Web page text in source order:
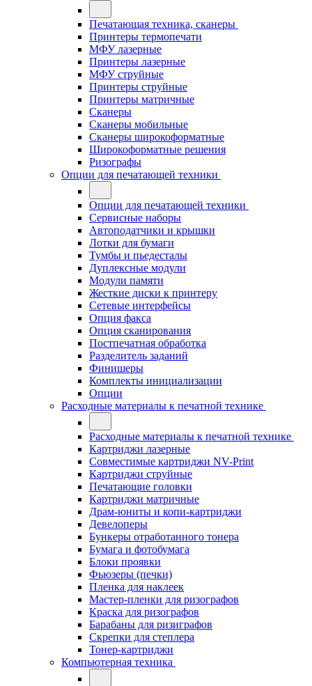
Печатающая техника, сканеры
Принтеры термопечати
МФУ лазерные
Принтеры лазерные
МФУ струйные
Принтеры струйные
Принтеры матричные
Сканеры
Сканеры мобильные
Сканеры широкоформатные
Широкоформатные решения
Ризографы
Опции для печатающей техники
Опции для печатающей техники
Сервисные наборы
Автоподатчики и крышки
Лотки для бумаги
Тумбы и пьедесталы
Дуплексные модули
Модули памяти
Жесткие диски к принтеру
Сетевые интерфейсы
Опция факса
Опция сканирования
Постпечатная обработка
Разделитель заданий
Финишеры
Комплекты инициализации
Опции
Расходные материалы к печатной технике
Расходные материалы к печатной технике
Картриджи лазерные
Совместимые картриджи NV-Print
Картриджи струйные
Печатающие головки
Картриджи матричные
Драм-юниты и копи-картриджи
Девелоперы
Бункеры отработанного тонера
Бумага и фотобумага
Блоки проявки
Фьюзеры (печки)
Пленка для наклеек
Мастер-пленки для ризографов
Краска для ризографов
Барабаны для ризиграфов
Скрепки для степлера
Тонер-картриджи
Компьютерная техника